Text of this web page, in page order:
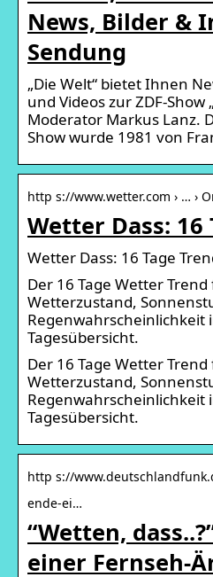
News, Bilder &
Sendung
„Die Welt“ bietet Ihnen
und Videos zur ZDF-Show
Moderator Markus Lanz.
Show wurde 1981 von
http s://www.wetter.com › … ›
Wetter Dass: 16
Wetter Dass: 16 Tage
Der 16 Tage Wetter
Wetterzustand,
Regenwahrscheinlichkeit
Tagesübersicht.
Der 16 Tage Wetter
Wetterzustand,
Regenwahrscheinlichkeit
Tagesübersicht.
http s://
ende-ei…
“Wetten,
einer Fernseh-